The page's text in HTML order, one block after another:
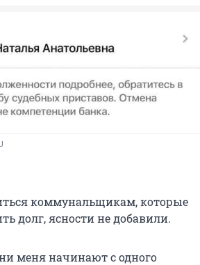
коммунальщикам, которые
долг, ясности не добавили.
меня начинают с одного